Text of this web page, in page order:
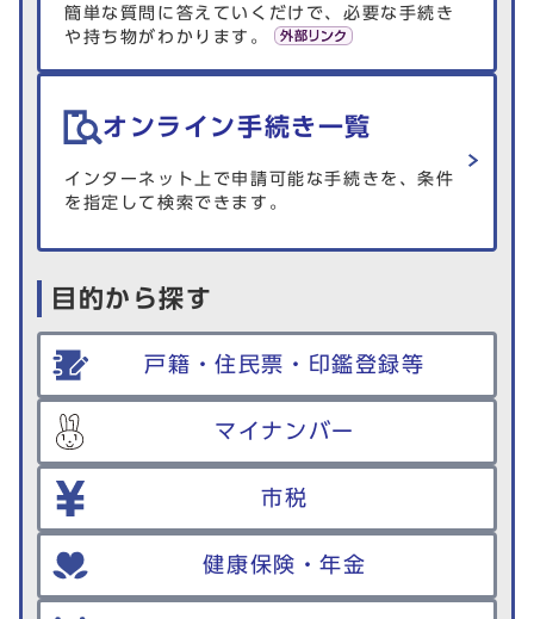
簡単な質問に答えていくだけで、必要な手続き
や持ち物がわかります。
オンライン手続き一覧
インターネット上で申請可能な手続きを、条件
を指定して検索できます。
目的から探す
戸籍・住民票・印鑑登録等
マイナンバー
市税
健康保険・年金